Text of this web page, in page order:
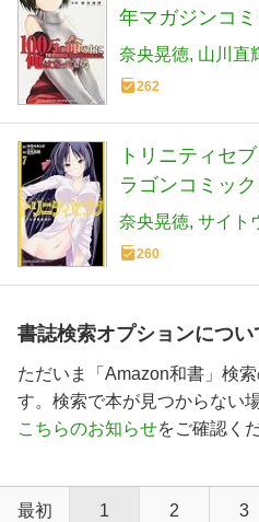
年マガジンコ
奈央晃徳 山川直
262
トリニティセ
ラゴンコミッ
奈央晃徳 サイト
260
書誌検索オプションについ
ただいま「Amazon和書」検
す。検索で本が見つからない
こちらのお知らせをご確認く
最初 1 2 3